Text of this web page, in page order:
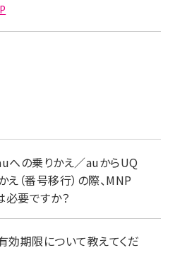
の乗りかえ／auからUQ
（番号移行）の際、MNP
要ですか？
効期限について教えてくだ